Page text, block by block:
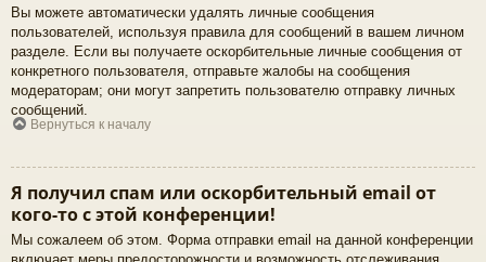
Вы можете автоматически удалять личные сообщения
пользователей, используя правила для сообщений в вашем личном
разделе. Если вы получаете оскорбительные личные сообщения от
конкретного пользователя, отправьте жалобы на сообщения
модераторам; они могут запретить пользователю отправку личных
сообщений.
Вернуться к началу
Я получил спам или оскорбительный email от
кого-то с этой конференции!
Мы сожалеем об этом. Форма отправки email на данной конференции